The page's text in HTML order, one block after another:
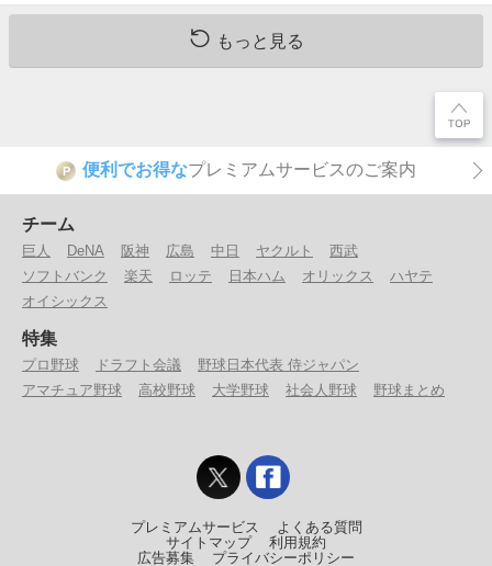
もっと見る
P 便利でお得なプレミアムサービスのご案内
チーム
巨人 DeNA 阪神 広島 中日 ヤクルト
西武
ソフトバンク
楽天 ロッテ 日本ハム オリックス
ハヤテ
オイシックス
特集
プロ野球 ドラフト会議
野球日本代表 侍ジャパン
アマチュア野球
高校野球 大学野球 社会人野球 野球まとめ
プレミアムサービス
よくある質問
サイトマップ
利用規約
広告募集
プライバシーポリシー